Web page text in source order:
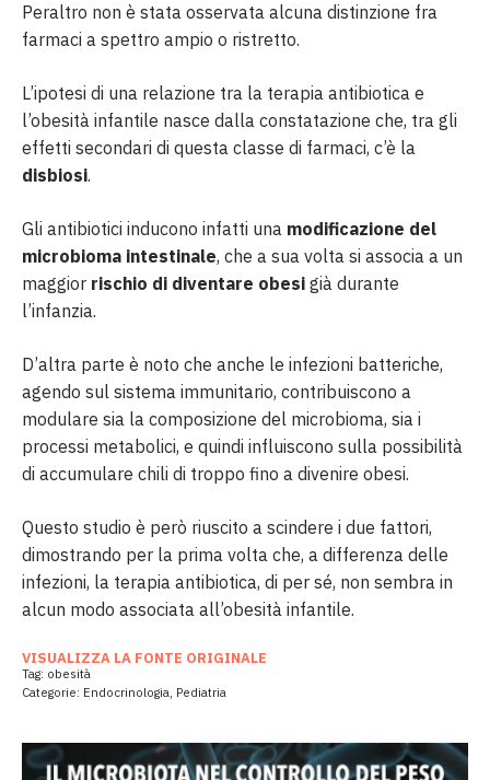
Peraltro non è stata osservata alcuna distinzione fra
farmaci a spettro ampio o ristretto.
L’ipotesi di una relazione tra la terapia antibiotica e
l’obesità infantile nasce dalla constatazione che, tra gli
effetti secondari di questa classe di farmaci, c’è la
disbiosi.
Gli antibiotici inducono infatti una modificazione del
microbioma intestinale, che a sua volta si associa a un
maggior rischio di diventare obesi già durante
l’infanzia.
D’altra parte è noto che anche le infezioni batteriche,
agendo sul sistema immunitario, contribuiscono a
modulare sia la composizione del microbioma, sia i
processi metabolici, e quindi influiscono sulla possibilità
di accumulare chili di troppo fino a divenire obesi.
Questo studio è però riuscito a scindere i due fattori,
dimostrando per la prima volta che, a differenza delle
infezioni, la terapia antibiotica, di per sé, non sembra in
alcun modo associata all’obesità infantile.
VISUALIZZA LA FONTE ORIGINALE
Tag: obesità
Categorie: Endocrinologia, Pediatria